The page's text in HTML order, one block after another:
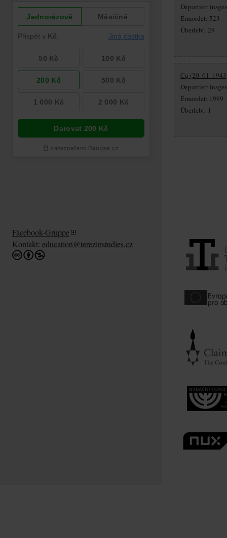
Deportiert
Ermordet: 523
Überlebt: 29
Cq (20. 01.
Deportiert
Ermordet: 1999
Überlebt: 1
Facebook-Gruppe
Kontakt: education@terezinstudies.cz